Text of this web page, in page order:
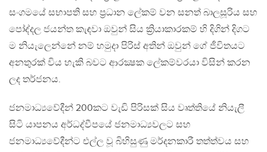
සංගමයේ සභාපති සහ ප්‍රධාන ලේකම් වන සනත් බාලසූරිය සහ
පෝද්දල ජයන්ත කැඳවා ඔවුන් සිය ක්‍රියාකාරකම් හි දිගින් දිගට
ම නියැලෙන්නේ නම් හමුදා පිරිස් අතින් ඔවුන් ගේ ජීවිතයට
අනතුරක් විය හැකි බවට ආරක්‍ෂක ලේකම්වරයා විසින් කරන
ලද තර්ජනය.
ජනමාධ්‍යවේදීන් 200කට වැඩි පිරිසක් සිය වෘත්තියේ නියැලී
සිටි යාපනය අර්ධද්වීපයේ ජනමාධ්‍යවලට සහ
ජනමාධ්‍යවේදීන්ට එල්ල වූ බිහිසුණු මර්දනකාරී තත්ත්වය සහ